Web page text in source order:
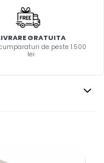
GRATUITA
de peste 1.500
lei